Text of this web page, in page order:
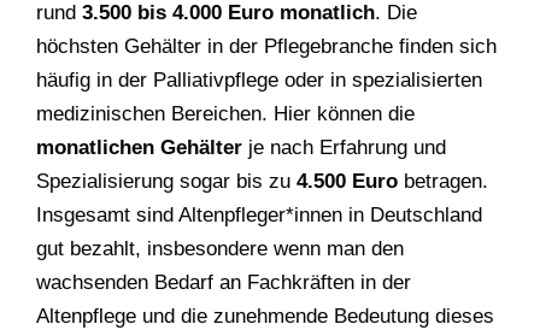
rund 3.500 bis 4.000 Euro monatlich. Die
höchsten Gehälter in der Pflegebranche finden sich
häufig in der Palliativpflege oder in spezialisierten
medizinischen Bereichen. Hier können die
monatlichen Gehälter je nach Erfahrung und
Spezialisierung sogar bis zu 4.500 Euro betragen.
Insgesamt sind Altenpfleger*innen in Deutschland
gut bezahlt, insbesondere wenn man den
wachsenden Bedarf an Fachkräften in der
Altenpflege und die zunehmende Bedeutung dieses